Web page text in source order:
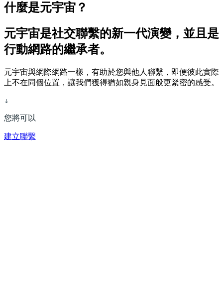
什麼是元宇宙？
元宇宙是社交聯繫的新一代演變，並且是
行動網路的繼承者。
元宇宙與網際網路一樣，有助於您與他人聯繫，即便彼此實際
上不在同個位置，讓我們獲得猶如親身見面般更緊密的感受。
您將可以
建立聯繫